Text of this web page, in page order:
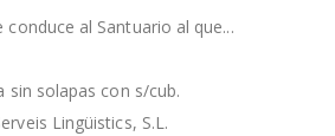
al Santuario al que...
sin solapas con s/cub.
Lingüistics, S.L.